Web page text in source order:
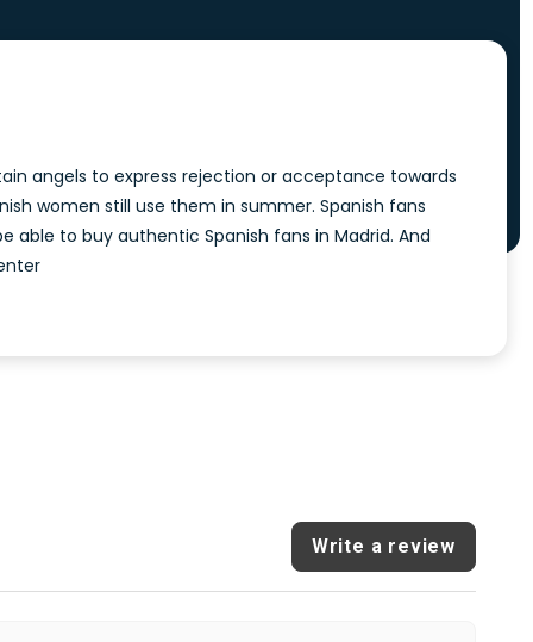
angels to express rejection or acceptance towards
women still use them in summer. Spanish fans
able to buy authentic Spanish fans in Madrid. And
Write a review